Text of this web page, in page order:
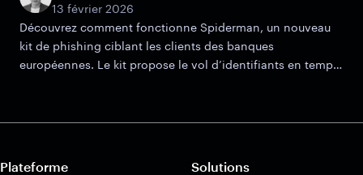
13 février 2026
Découvrez comment fonctionne Spiderman, un nouveau
kit de phishing ciblant les clients des banques
européennes. Le kit propose le vol d’identifiants en temps
Plateforme Solutions